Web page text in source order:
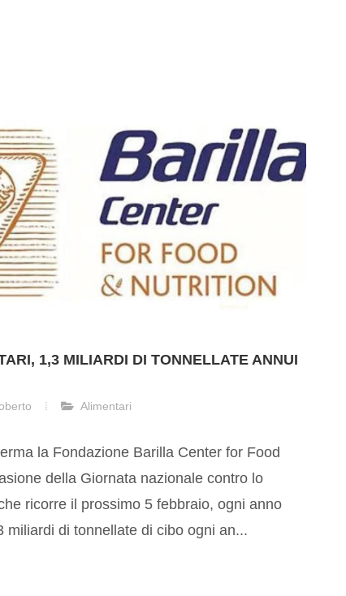
1,3 MILIARDI DI TONNELLATE ANNUI
Alimentari
la Fondazione Barilla Center for Food
della Giornata nazionale contro lo
ricorre il prossimo 5 febbraio, ogni anno
miliardi di tonnellate di cibo ogni an...